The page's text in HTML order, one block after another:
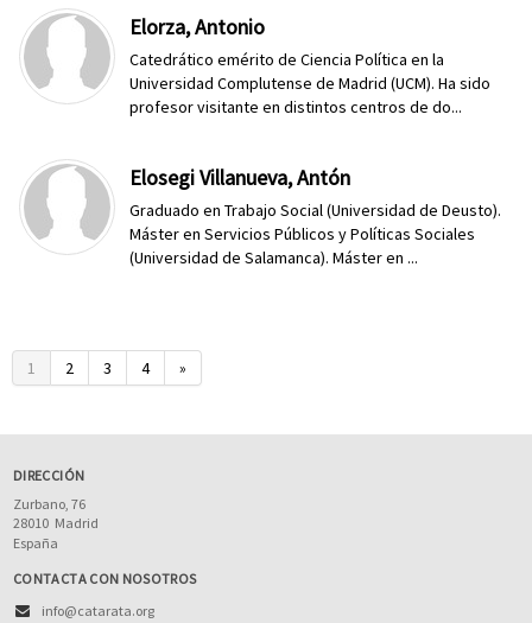
Elorza, Antonio
Catedrático emérito de Ciencia Política en la
Universidad Complutense de Madrid (UCM). Ha sido
profesor visitante en distintos centros de do...
Elosegi Villanueva, Antón
Graduado en Trabajo Social (Universidad de Deusto).
Máster en Servicios Públicos y Políticas Sociales
(Universidad de Salamanca). Máster en ...
1 2 3 4 »
DIRECCIÓN
Zurbano, 76
28010 Madrid
España
CONTACTA CON NOSOTROS
info@catarata.org